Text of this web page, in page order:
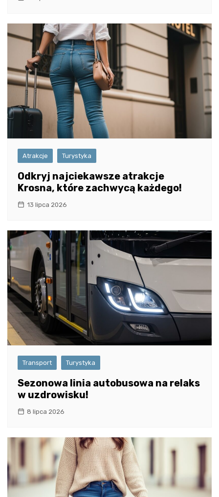
Atrakcje Turystyka
Odkryj najciekawsze atrakcje
Krosna, które zachwycą każdego!
13 lipca 2026
Transport Turystyka
Sezonowa linia autobusowa na relaks
w uzdrowisku!
8 lipca 2026